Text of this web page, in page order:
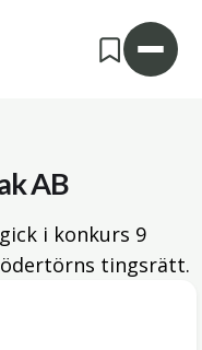
AB
i konkurs 9
tingsrätt.